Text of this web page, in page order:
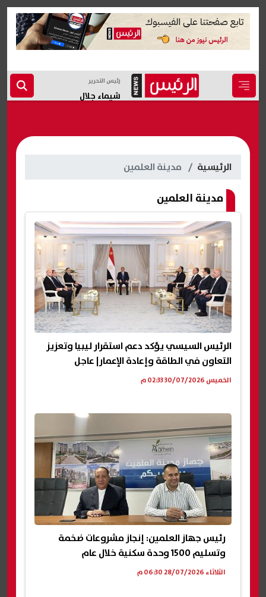
رئيس التحرير
شيماء جلال
الرئيسية مدينة العلمين
مدينة العلمين
الرئيس السيسي يؤكد دعم استقرار ليبيا وتعزيز
التعاون في الطاقة وإعادة الإعمار| عاجل
الخميس 30/07/2026 02:33 م
رئيس جهاز العلمين: إنجاز مشروعات ضخمة
وتسليم 1500 وحدة سكنية خلال عام
الثلاثاء 28/07/2026 06:30 م